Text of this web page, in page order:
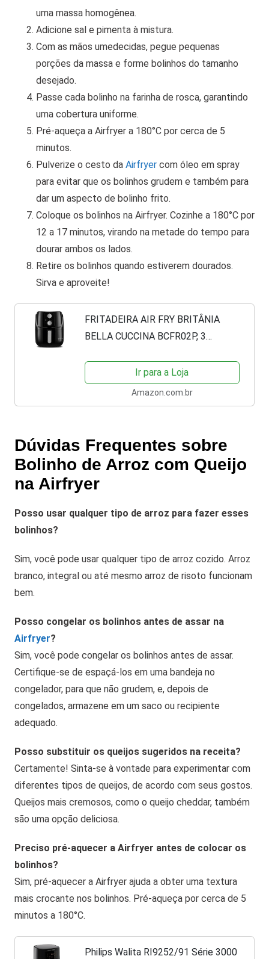
uma massa homogênea.
Adicione sal e pimenta à mistura.
Com as mãos umedecidas, pegue pequenas
porções da massa e forme bolinhos do tamanho
desejado.
Passe cada bolinho na farinha de rosca, garantindo
uma cobertura uniforme.
Pré-aqueça a Airfryer a 180°C por cerca de 5
minutos.
Pulverize o cesto da Airfryer com óleo em spray
para evitar que os bolinhos grudem e também para
dar um aspecto de bolinho frito.
Coloque os bolinhos na Airfryer. Cozinhe a 180°C por
12 a 17 minutos, virando na metade do tempo para
dourar ambos os lados.
Retire os bolinhos quando estiverem dourados.
Sirva e aproveite!
FRITADEIRA AIR FRY BRITÂNIA
BELLA CUCCINA BCFR02P, 3
Ir para a Loja
Amazon.com.br
Dúvidas Frequentes sobre
Bolinho de Arroz com Queijo
na Airfryer
Posso usar qualquer tipo de arroz para fazer esses
bolinhos?
Sim, você pode usar qualquer tipo de arroz cozido. Arroz
branco, integral ou até mesmo arroz de risoto funcionam
bem.
Posso congelar os bolinhos antes de assar na
Airfryer?
Sim, você pode congelar os bolinhos antes de assar.
Certifique-se de espaçá-los em uma bandeja no
congelador, para que não grudem, e, depois de
congelados, armazene em um saco ou recipiente
adequado.
Posso substituir os queijos sugeridos na receita?
Certamente! Sinta-se à vontade para experimentar com
diferentes tipos de queijos, de acordo com seus gostos.
Queijos mais cremosos, como o queijo cheddar, também
são uma opção deliciosa.
Preciso pré-aquecer a Airfryer antes de colocar os
bolinhos?
Sim, pré-aquecer a Airfryer ajuda a obter uma textura
mais crocante nos bolinhos. Pré-aqueça por cerca de 5
minutos a 180°C.
Philips Walita RI9252/91 Série 3000